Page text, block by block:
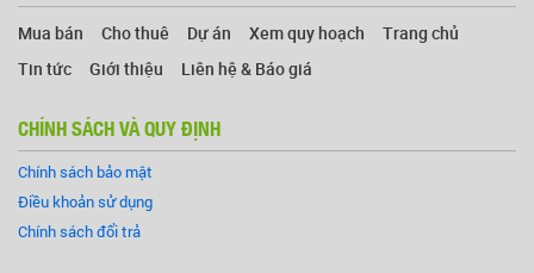
Mua bán Cho thuê Dự án Xem quy hoạch
Trang chủ
Tin tức
Giới thiệu Liên hệ & Báo giá
CHÍNH SÁCH VÀ QUY ĐỊNH
Chính sách bảo mật
Điều khoản sử dụng
Chính sách đổi trả